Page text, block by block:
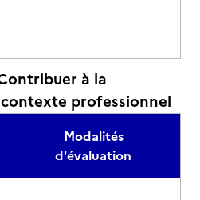
à la
professionnel
Modalités
d'évaluation